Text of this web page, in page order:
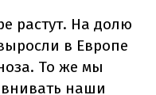
растут. На долю
в Европе
То же мы
наши